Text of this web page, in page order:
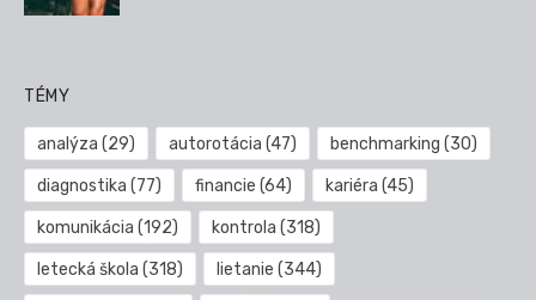
TÉMY
analýza (29) autorotácia (47) benchmarking (30)
diagnostika (77) financie (64) kariéra (45)
komunikácia (192) kontrola (318)
letecká škola (318) lietanie (344)